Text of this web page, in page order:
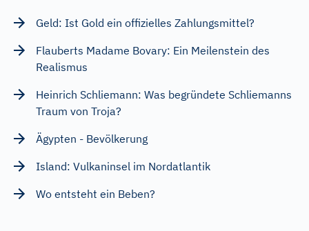
Geld: Ist Gold ein offizielles Zahlungsmittel?
Flauberts Madame Bovary: Ein Meilenstein des
Realismus
Heinrich Schliemann: Was begründete Schliemanns
Traum von Troja?
Ägypten - Bevölkerung
Island: Vulkaninsel im Nordatlantik
Wo entsteht ein Beben?